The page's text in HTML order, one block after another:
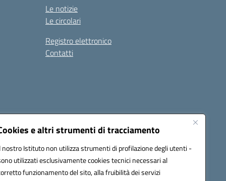
e altri strumenti di tracciamento
nostro Istituto non utilizza strumenti di profilazione degli utenti -
utilizzati esclusivamente cookies tecnici necessari al
funzionamento del sito, alla fruibilità dei servizi
Le notizie
Le circolari
Registro elettronico
Contatti